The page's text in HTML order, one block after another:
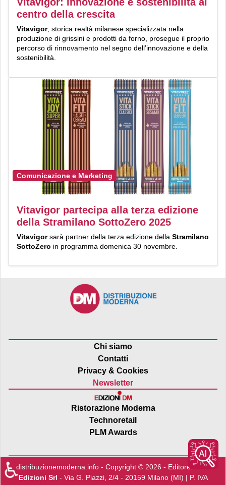
centro della crescita
Vitavigor, storica realtà milanese specializzata nella
produzione di grissini e prodotti da forno, prosegue il proprio
percorso di rinnovamento nel segno dell’innovazione e della
sostenibilità.
Comunicazione e Marketing
Vitavigor partecipa alla terza edizione
della Stramilano SottoZero 2025
Vitavigorsarà partner della terza edizione della Stramilano
SottoZero in programma domenica 30 novembre.
Chi siamo
Contatti
Privacy & Cookies
Newsletter
Ristorazione Moderna
Technoretail
PLM Awards
distribuzionemoderna.info - Copyright © 2026 - Editore:Edra
Edizioni Srl - Via G. Piazzi, 2/4 - 20159 Milano (MI) | P. IVA